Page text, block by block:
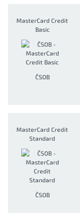
MasterCard Credit
Basic
ČSOB
MasterCard Credit
Standard
ČSOB